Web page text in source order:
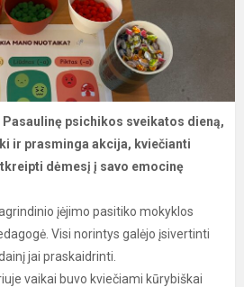
psichikos sveikatos dieną,
ir prasminga akcija, kviečianti
dėmesį į savo emocinę
įėjimo pasitiko mokyklos
Visi norintys galėjo įsivertinti
jai praskaidrinti.
vaikai buvo kviečiami kūrybiškai